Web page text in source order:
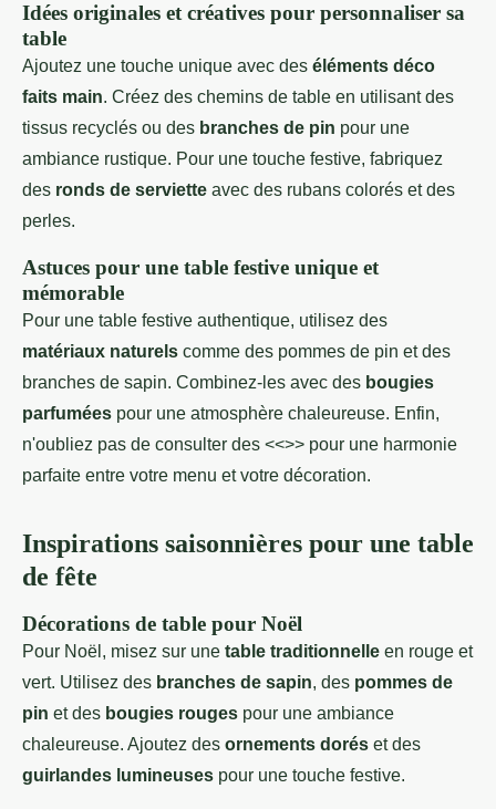
Idées originales et créatives pour personnaliser sa
table
Ajoutez une touche unique avec des éléments déco
faits main. Créez des chemins de table en utilisant des
tissus recyclés ou des branches de pin pour une
ambiance rustique. Pour une touche festive, fabriquez
des ronds de serviette avec des rubans colorés et des
perles.
Astuces pour une table festive unique et
mémorable
Pour une table festive authentique, utilisez des
matériaux naturels comme des pommes de pin et des
branches de sapin. Combinez-les avec des bougies
parfumées pour une atmosphère chaleureuse. Enfin,
n'oubliez pas de consulter des <<>> pour une harmonie
parfaite entre votre menu et votre décoration.
Inspirations saisonnières pour une table
de fête
Décorations de table pour Noël
Pour Noël, misez sur une table traditionnelle en rouge et
vert. Utilisez des branches de sapin, des pommes de
pin et des bougies rouges pour une ambiance
chaleureuse. Ajoutez des ornements dorés et des
guirlandes lumineuses pour une touche festive.